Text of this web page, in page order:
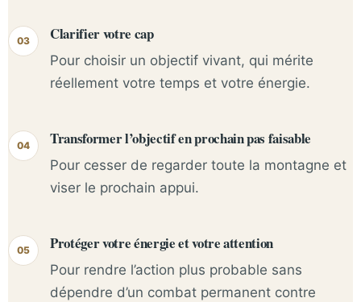
Clarifier votre cap
Pour choisir un objectif vivant, qui mérite
réellement votre temps et votre énergie.
Transformer l’objectif en prochain pas faisable
Pour cesser de regarder toute la montagne et
viser le prochain appui.
Protéger votre énergie et votre attention
Pour rendre l’action plus probable sans
dépendre d’un combat permanent contre